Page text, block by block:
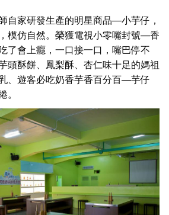
自家研發生產的明星商品—小芋仔，
模仿自然。榮獲電視小零嘴封號—香
了會上癮，一口接一口，嘴巴停不
頭酥餅、鳳梨酥、杏仁味十足的媽祖
、遊客必吃奶香芋香百分百—芋仔